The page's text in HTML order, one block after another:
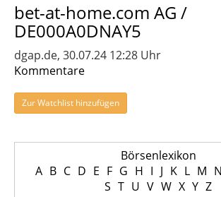
bet-at-home.com AG /
DE000A0DNAY5
dgap.de, 30.07.24 12:28 Uhr
Kommentare
Zur Watchlist hinzufügen
Börsenlexikon
A B C D E F G H I J K L M N
S T U V W X Y Z